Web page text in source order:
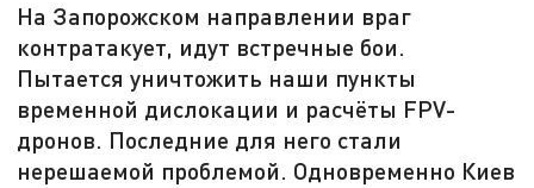
На Запорожском направлении враг
контратакует, идут встречные бои.
Пытается уничтожить наши пункты
временной дислокации и расчёты FPV-
дронов. Последние для него стали
нерешаемой проблемой. Одновременно Киев